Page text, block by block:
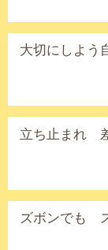
大切にしよう
立ち止まれ
ズボンでも